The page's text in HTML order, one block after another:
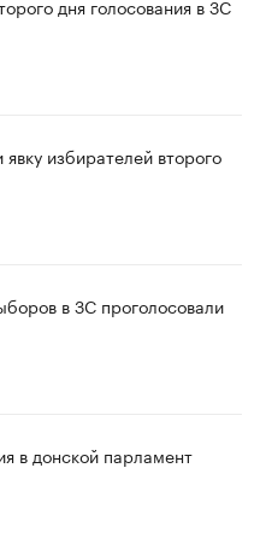
дня голосования в ЗС
избирателей второго
в ЗС проголосовали
в донской парламент